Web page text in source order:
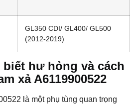
GL350 CDI/ GL400/ GL500
(2012-2019)
biết hư hỏng và cách
xả A6119900522
là một phụ tùng quan trọng